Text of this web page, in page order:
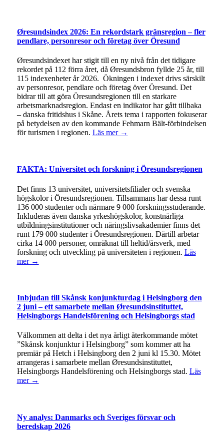
Øresundsindex 2026: En rekordstark gränsregion – fler
pendlare, personresor och företag över Öresund
Øresundsindexet har stigit till en ny nivå från det tidigare
rekordet på 112 förra året, då Øresundsbron fyllde 25 år, till
115 indexenheter år 2026. Ökningen i indexet drivs särskilt
av personresor, pendlare och företag över Öresund. Det
bidrar till att göra Öresundsregionen till en starkare
arbetsmarknadsregion. Endast en indikator har gått tillbaka
– danska fritidshus i Skåne. Årets tema i rapporten fokuserar
på betydelsen av den kommande Fehmarn Bält-förbindelsen
för turismen i regionen. Läs mer →
FAKTA: Universitet och forskning i Öresundsregionen
Det finns 13 universitet, universitetsfilialer och svenska
högskolor i Öresundsregionen. Tillsammans har dessa runt
136 000 studenter och närmare 9 000 forskningsstuderande.
Inkluderas även danska yrkeshögskolor, konstnärliga
utbildningsinstitutioner och näringslivsakademier finns det
runt 179 000 studenter i Öresundsregionen. Därtill arbetar
cirka 14 000 personer, omräknat till heltid/årsverk, med
forskning och utveckling på universiteten i regionen. Läs
mer →
Inbjudan till Skånsk konjunkturdag i Helsingborg den
2 juni – ett samarbete mellan Øresundsinstituttet,
Helsingborgs Handelsförening och Helsingborgs stad
Välkommen att delta i det nya årligt återkommande mötet
”Skånsk konjunktur i Helsingborg” som kommer att ha
premiär på Hetch i Helsingborg den 2 juni kl 15.30. Mötet
arrangeras i samarbete mellan Øresundsinstituttet,
Helsingborgs Handelsförening och Helsingborgs stad. Läs
mer →
Ny analys: Danmarks och Sveriges försvar och
beredskap 2026